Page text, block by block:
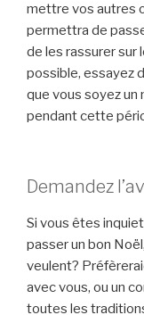
mettre vos autres
permettra de
de les rassurer sur
possible, essayez
que vous soyez
pendant cette
Demandez
Si vous êtes
passer un bon
veulent?
avec vous, ou un
toutes les